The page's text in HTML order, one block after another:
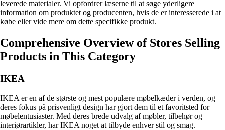
leverede materialer. Vi opfordrer læserne til at søge yderligere
information om produktet og producenten, hvis de er interesserede i at
købe eller vide mere om dette specifikke produkt.
Comprehensive Overview of Stores Selling
Products in This Category
IKEA
IKEA er en af de største og mest populære møbelkæder i verden, og
deres fokus på prisvenligt design har gjort dem til et favoritsted for
møbelentusiaster. Med deres brede udvalg af møbler, tilbehør og
interiørartikler, har IKEA noget at tilbyde enhver stil og smag.